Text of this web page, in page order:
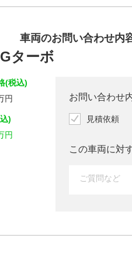
車両のお問い合わせ内
ターボ
(税込)
円
)
円
お問い合わせ
見積依頼
この車両に対